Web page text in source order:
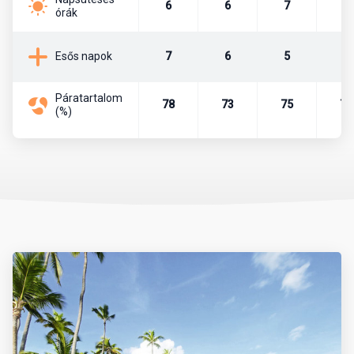
mulatt, 16%-a fehér, 10%-a fekete, 1% taino indián.
Hivatalos pénznem a dominikai peso (DOP). Legkisebb bankjegy a
10-es, a legnagyobb pedig a 2000-es.
Beszélt nyelvek
órák
6 6 7
Esős napok 7 6 5
Páratartalom
(%)
78 73 75 76